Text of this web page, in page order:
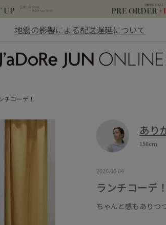
地震の影響による配送遅延について
チコーデ！
あり
156cm
2026.06.04
ランチコーデ！
ちゃんと感もありつ